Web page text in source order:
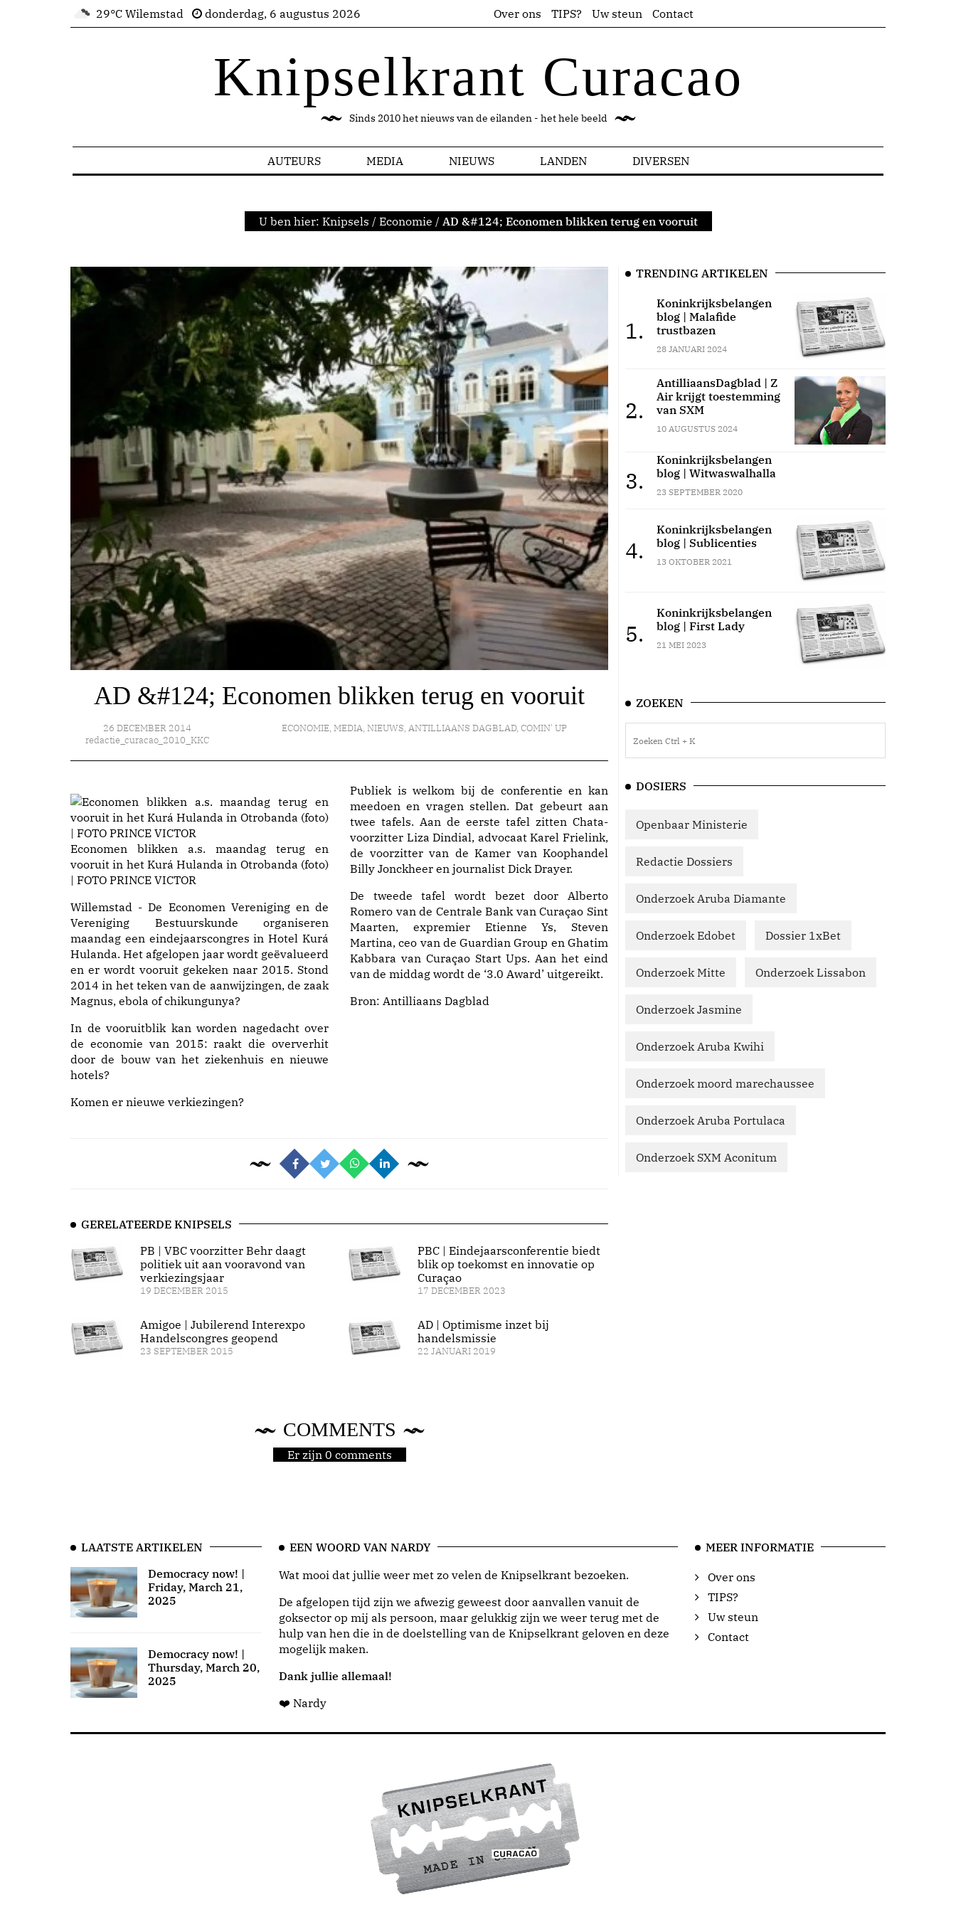
29°C Wilemstad donderdag, 6 augustus 2026 Over ons TIPS? Uw steun Contact
Knipselkrant Curacao
Sinds 2010 het nieuws van de eilanden - het hele beeld
AUTEURS MEDIA NIEUWS LANDEN DIVERSEN
U ben hier: Knipsels / Economie / AD &#124; Economen blikken terug en vooruit
AD &#124; Economen blikken terug en vooruit
26 DECEMBER 2014
redactie_curacao_2010_KKC
ECONOMIE,MEDIA,NIEUWS,ANTILLIAANS DAGBLAD,COMIN' UP
Economen blikken a.s. maandag terug en
vooruit in het Kurá Hulanda in Otrobanda (foto)
| FOTO PRINCE VICTOR
Willemstad - De Economen Vereniging en de
Vereniging Bestuurskunde organiseren
maandag een eindejaarscongres in Hotel Kurá
Hulanda. Het afgelopen jaar wordt geëvalueerd
en er wordt vooruit gekeken naar 2015. Stond
2014 in het teken van de aanwijzingen, de zaak
Magnus, ebola of chikungunya?
In de vooruitblik kan worden nagedacht over
de economie van 2015: raakt die oververhit
door de bouw van het ziekenhuis en nieuwe
hotels?
Komen er nieuwe verkiezingen?
Publiek is welkom bij de conferentie en kan
meedoen en vragen stellen. Dat gebeurt aan
twee tafels. Aan de eerste tafel zitten Chata-
voorzitter Liza Dindial, advocaat Karel Frielink,
de voorzitter van de Kamer van Koophandel
Billy Jonckheer en journalist Dick Drayer.
De tweede tafel wordt bezet door Alberto
Romero van de Centrale Bank van Curaçao Sint
Maarten, expremier Etienne Ys, Steven
Martina, ceo van de Guardian Group en Ghatim
Kabbara van Curaçao Start Ups. Aan het eind
van de middag wordt de ‘3.0 Award’ uitgereikt.
Bron: Antilliaans Dagblad
GERELATEERDE KNIPSELS
PB | VBC voorzitter Behr daagt
politiek uit aan vooravond van
verkiezingsjaar
19 DECEMBER 2015
Amigoe | Jubilerend Interexpo
Handelscongres geopend
23 SEPTEMBER 2015
PBC | Eindejaarsconferentie biedt
blik op toekomst en innovatie op
Curaçao
17 DECEMBER 2023
AD | Optimisme inzet bij
handelsmissie
22 JANUARI 2019
COMMENTS
Er zijn 0 comments
TRENDING ARTIKELEN
1.
Koninkrijksbelangen
blog | Malafide
trustbazen
28 JANUARI 2024
2.
AntilliaansDagblad | Z
Air krijgt toestemming
van SXM
10 AUGUSTUS 2024
3.
Koninkrijksbelangen
blog | Witwaswalhalla
23 SEPTEMBER 2020
4.
Koninkrijksbelangen
blog | Sublicenties
13 OKTOBER 2021
5.
Koninkrijksbelangen
blog | First Lady
21 MEI 2023
ZOEKEN
DOSIERS
Openbaar Ministerie
Redactie Dossiers
Onderzoek Aruba Diamante
Onderzoek Edobet Dossier 1xBet
Onderzoek Mitte Onderzoek Lissabon
Onderzoek Jasmine
Onderzoek Aruba Kwihi
Onderzoek moord marechaussee
Onderzoek Aruba Portulaca
Onderzoek SXM Aconitum
LAATSTE ARTIKELEN
Democracy now! |
Friday, March 21,
2025
Democracy now! |
Thursday, March 20,
2025
EEN WOORD VAN NARDY
Wat mooi dat jullie weer met zo velen de Knipselkrant bezoeken.
De afgelopen tijd zijn we afwezig geweest door aanvallen vanuit de
goksector op mij als persoon, maar gelukkig zijn we weer terug met de
hulp van hen die in de doelstelling van de Knipselkrant geloven en deze
mogelijk maken.
Dank jullie allemaal!
❤️ Nardy
MEER INFORMATIE
Over ons
TIPS?
Uw steun
Contact